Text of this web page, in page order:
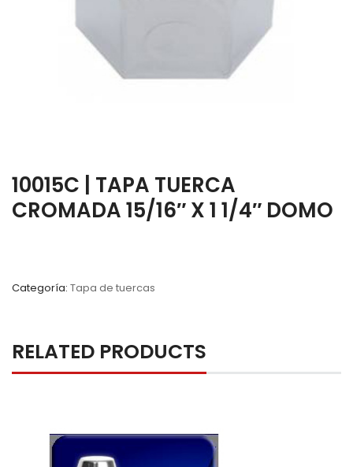
10015C | TAPA TUERCA
CROMADA 15/16″ X 1 1/4″ DOMO
Categoría: Tapa de tuercas
RELATED PRODUCTS